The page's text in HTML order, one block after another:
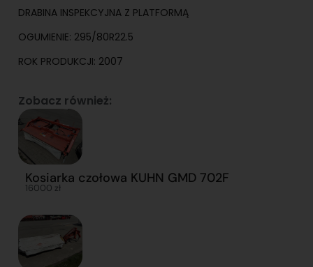
DRABINA INSPEKCYJNA Z PLATFORMĄ
OGUMIENIE: 295/80R22.5
ROK PRODUKCJI: 2007
Zobacz również:
Kosiarka czołowa KUHN GMD 702F
16000 zł